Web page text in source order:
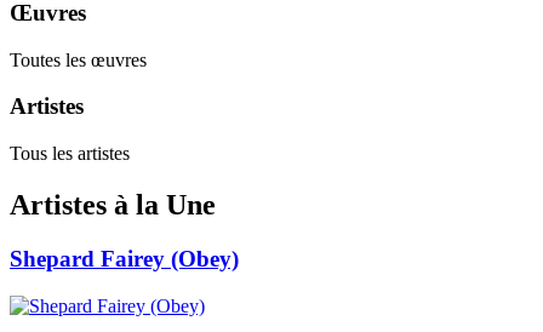
Œuvres
Toutes les œuvres
Artistes
Tous les artistes
Artistes à la Une
Shepard Fairey (Obey)